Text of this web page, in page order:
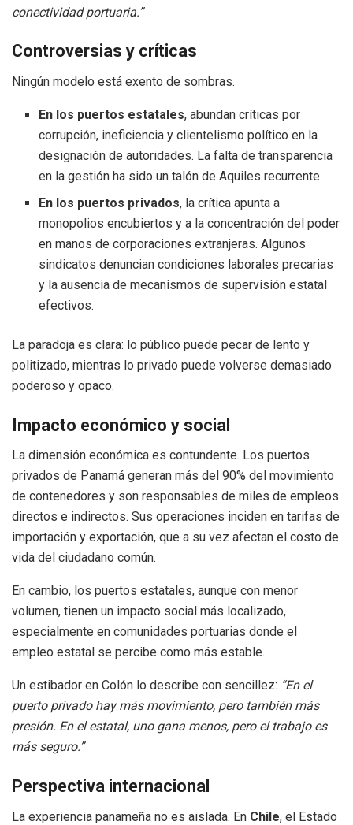
conectividad portuaria.”
Controversias y críticas
Ningún modelo está exento de sombras.
En los puertos estatales, abundan críticas por
corrupción, ineficiencia y clientelismo político en la
designación de autoridades. La falta de transparencia
en la gestión ha sido un talón de Aquiles recurrente.
En los puertos privados, la crítica apunta a
monopolios encubiertos y a la concentración del poder
en manos de corporaciones extranjeras. Algunos
sindicatos denuncian condiciones laborales precarias
y la ausencia de mecanismos de supervisión estatal
efectivos.
La paradoja es clara: lo público puede pecar de lento y
politizado, mientras lo privado puede volverse demasiado
poderoso y opaco.
Impacto económico y social
La dimensión económica es contundente. Los puertos
privados de Panamá generan más del 90% del movimiento
de contenedores y son responsables de miles de empleos
directos e indirectos. Sus operaciones inciden en tarifas de
importación y exportación, que a su vez afectan el costo de
vida del ciudadano común.
En cambio, los puertos estatales, aunque con menor
volumen, tienen un impacto social más localizado,
especialmente en comunidades portuarias donde el
empleo estatal se percibe como más estable.
Un estibador en Colón lo describe con sencillez: “En el
puerto privado hay más movimiento, pero también más
presión. En el estatal, uno gana menos, pero el trabajo es
más seguro.”
Perspectiva internacional
La experiencia panameña no es aislada. En Chile, el Estado